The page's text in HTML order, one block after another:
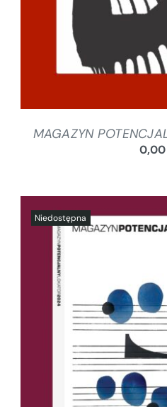
MAGAZYN
0,00